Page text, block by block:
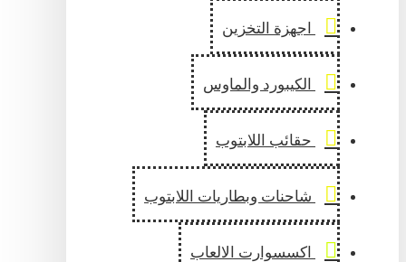
اجهزة التخزين
الكيبورد والماوس
حقائب اللابتوب
شاحنات وبطاريات اللابتوب
اكسسوارت الالعاب